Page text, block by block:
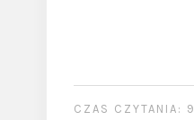
CZAS CZYTANIA: